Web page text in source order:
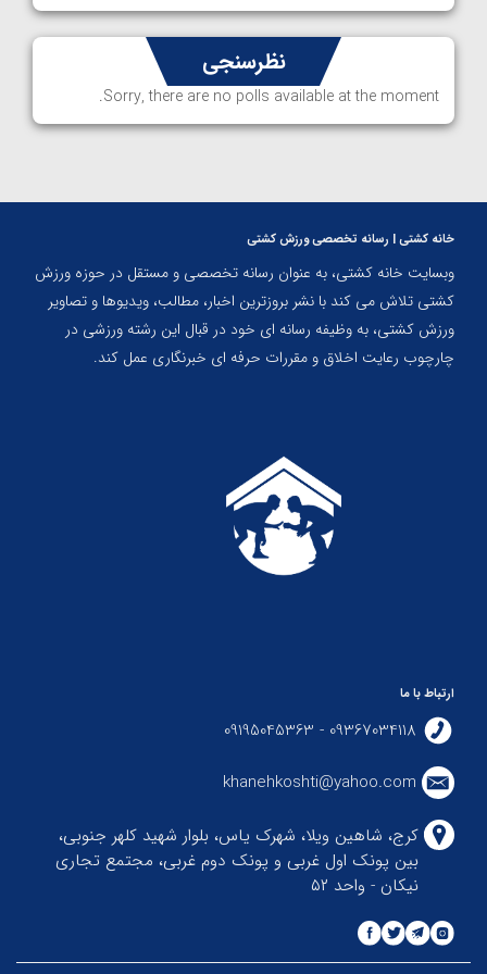
نظرسنجی
Sorry, there are no polls available at the moment.
خانه کشتی | رسانه تخصصی ورزش کشتی
وبسایت خانه کشتی، به عنوان رسانه تخصصی و مستقل در حوزه ورزش
کشتی تلاش می کند با نشر بروزترین اخبار، مطالب، ویدیوها و تصاویر
ورزش کشتی، به وظیفه رسانه ای خود در قبال این رشته ورزشی در
چارچوب رعایت اخلاق و مقررات حرفه ای خبرنگاری عمل کند.
ارتباط با ما
09367034118 - 09195045363
khanehkoshti@yahoo.com
کرج، شاهین ویلا، شهرک یاس، بلوار شهید کلهر جنوبی،
بین پونک اول غربی و پونک دوم غربی، مجتمع تجاری
نیکان - واحد ۵۲